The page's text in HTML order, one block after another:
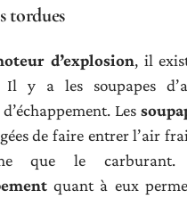
tordues
d’explosion, il
Il y a les soupapes
Les
de faire entrer l’air
que le
quant à eux